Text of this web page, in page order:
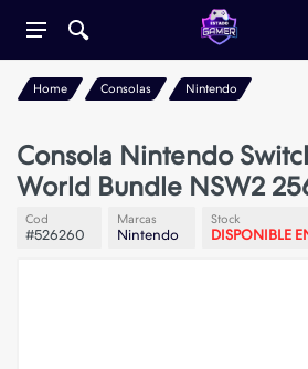
Home Consolas Nintendo
Consola Nintendo
World Bundle NSW2
Cod
#526260
Marcas
Nintendo
Stock
DISPONIBLE